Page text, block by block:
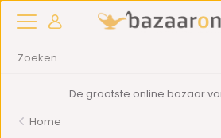
De grootste online bazaar
Home